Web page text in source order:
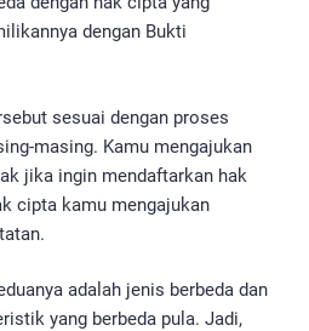
dengan Bukti
sesuai dengan proses
masing. Kamu mengajukan
jika ingin mendaftarkan hak
cipta kamu mengajukan
adalah jenis berbeda dan
yang berbeda pula. Jadi,